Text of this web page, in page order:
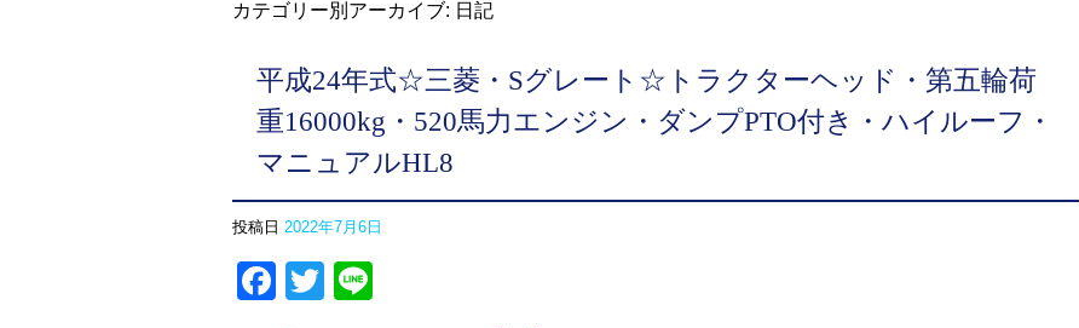
カテゴリー別アーカイブ: 日記
平成24年式☆三菱・Sグレート☆トラクターヘッド・第五輪荷
重16000kg・520馬力エンジン・ダンプPTO付き・ハイルーフ・
マニュアルHL8
投稿日 2022年7月6日
Facebook
Twitter